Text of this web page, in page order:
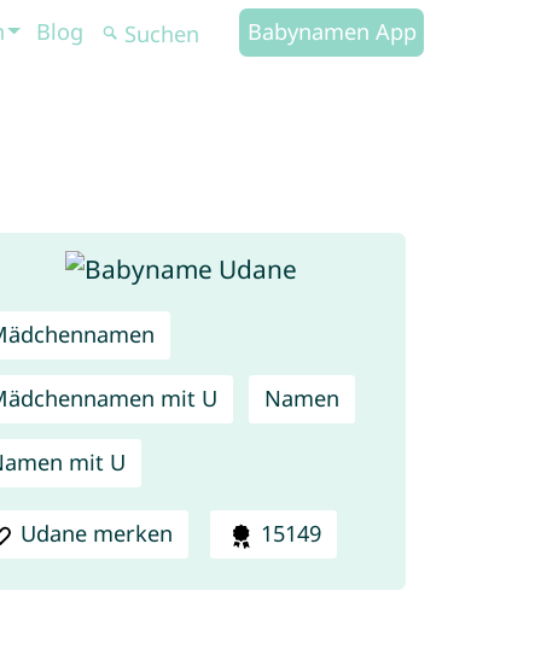
Blog Babynamen App
mit U Namen
mit U
Udane merken 15149